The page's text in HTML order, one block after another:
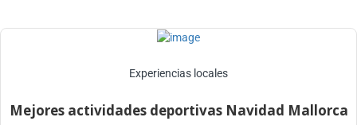
Experiencias locales
Mejores actividades deportivas Navidad Mallorca